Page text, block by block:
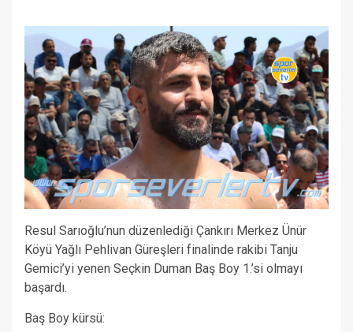
Resul Sarıoğlu’nun düzenlediği Çankırı Merkez Ünür
Köyü Yağlı Pehlivan Güreşleri finalinde rakibi Tanju
Gemici’yi yenen Seçkin Duman Baş Boy 1.’si olmayı
başardı.
Baş Boy kürsü: